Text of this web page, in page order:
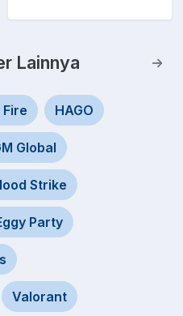
Lainnya
Fire HAGO
Global
Strike
Party
Valorant